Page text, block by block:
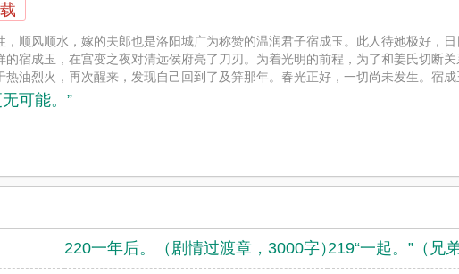
顺风顺水，嫁的夫郎也是洛阳城广为称赞的温润君子宿成玉。此人待她极好，
宿成玉，在宫变之夜对清远侯府亮了刀刃。为着光明的前程，为了和姜氏切断
油烈火，再次醒来，发现自己回到了及笄那年。春光正好，一切尚未发生。宿
姜晏只...
可能。”
220一年后。（剧情过渡章，3000字）219“一起。”（兄